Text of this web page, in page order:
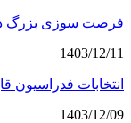
فرصت سوزی بزرگ در
1403/12/11
انتخابات فدراسیون
1403/12/09